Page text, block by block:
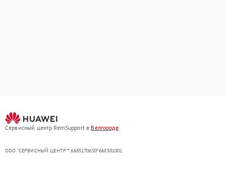
Сервисный центр RemSupport в Белгороде
ООО "СЕРВИСНЫЙ ЦЕНТР"* 6685170650*668501001